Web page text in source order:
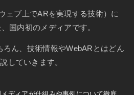
ェブ上でARを実現する技術）に
国内初のメディアです。
ん、技術情報やWebARとはどん
していきます。